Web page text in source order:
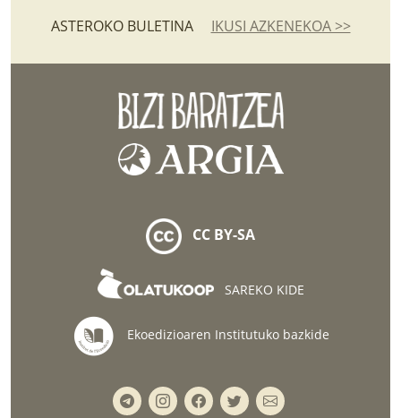
ASTEROKO BULETINA IKUSI AZKENEKOA >>
CC BY-SA
SAREKO KIDE
Ekoedizioaren Institutuko bazkide